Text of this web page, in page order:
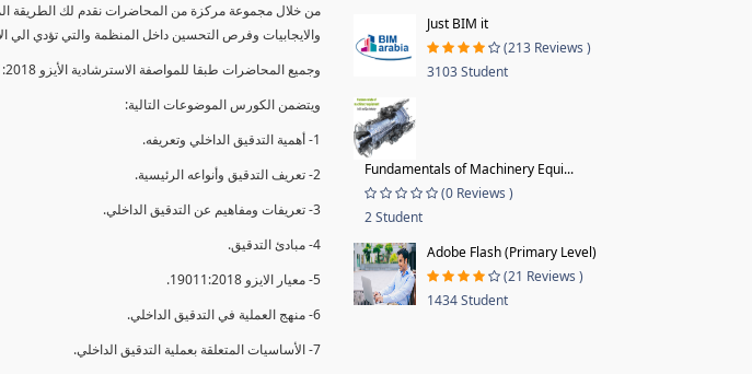
من خلال مجموعة مركزة من المحاضرات نقدم لك الطريقة
والايجابيات وفرص التحسين داخل المنظمة والتي تؤدي الي
وجميع المحاضرات طبقا للمواصفة الاسترشادية الأيزو 19011:2018.
ويتضمن الكورس الموضوعات التالية:
1- أهمية التدقيق الداخلي وتعريفه.
2- تعريف التدقيق وأنواعه الرئيسية.
3- تعريفات ومفاهيم عن التدقيق الداخلي.
4- مبادئ التدقيق.
5- معيار الايزو 19011:2018.
6- منهج العملية في التدقيق الداخلي.
7- الأساسيات المتعلقة بعملية التدقيق الداخلي.
Just BIM it
(213 Reviews )
3103 Student
Fundamentals of Machinery Equi...
(0 Reviews )
2 Student
Adobe Flash (Primary Level)
(21 Reviews )
1434 Student